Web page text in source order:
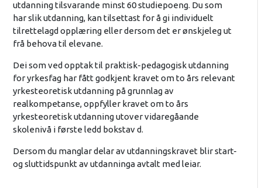
utdanning tilsvarande minst 60 studiepoeng. Du som
har slik utdanning, kan tilsettast for å gi individuelt
tilrettelagd opplæring eller dersom det er ønskjeleg ut
frå behova til elevane.
Dei som ved opptak til praktisk-pedagogisk utdanning
for yrkesfag har fått godkjent kravet om to års relevant
yrkesteoretisk utdanning på grunnlag av
realkompetanse, oppfyller kravet om to års
yrkesteoretisk utdanning utover vidaregåande
skolenivå i første ledd bokstav d.
Dersom du manglar delar av utdanningskravet blir start-
og sluttidspunkt av utdanninga avtalt med leiar.